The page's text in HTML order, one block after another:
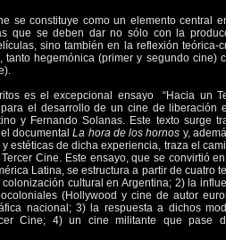
se constituye como un elemento central
que se deben dar no sólo con la
sino también en la reflexión teórica-
tanto hegemónica (primer y segundo cine)
es el excepcional ensayo “Hacia un
el desarrollo de un cine de liberación
y Fernando Solanas. Este texto surge
documentalLa hora de los hornos y,
estéticas de dicha experiencia, traza el
Cine. Este ensayo, que se convirtió
Latina, se estructura a partir de cuatro
cultural en Argentina; 2) la
(Hollywood y cine de autor
nacional; 3) la respuesta a dichos
Cine; 4) un cine militante que pase